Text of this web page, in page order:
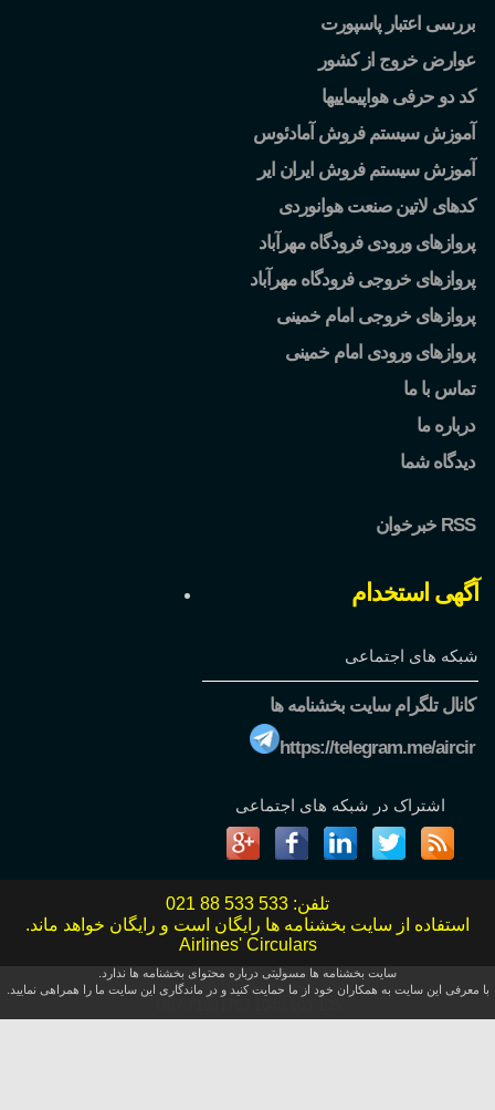
بررسی اعتبار پاسپورت
عوارض خروج از کشور
کد دو حرفی هواپیماییها
آموزش سیستم فروش آمادئوس
آموزش سیستم فروش ایران ایر
کدهای لاتین صنعت هوانوردی
پروازهای ورودی فرودگاه مهرآباد
پروازهای خروجی فرودگاه مهرآباد
پروازهای خروجی امام خمینی
پروازهای ورودی امام خمینی
تماس با ما
درباره ما
دیدگاه شما
خبرخوان RSS
آگهی استخدام
شبکه های اجتماعی
کانال تلگرام سایت بخشنامه ها
https://telegram.me/aircir
اشتراک در شبکه های اجتماعی
تلفن: 021 88 533 533
استفاده از سایت بخشنامه ها رایگان است و رایگان خواهد ماند.
Airlines' Circulars
سایت بخشنامه ها مسولیتی درباره محتوای بخشنامه ها ندارد.
با معرفی این سایت به همکاران خود از ما حمایت کنید و در ماندگاری این سایت ما را همراهی نمایید.